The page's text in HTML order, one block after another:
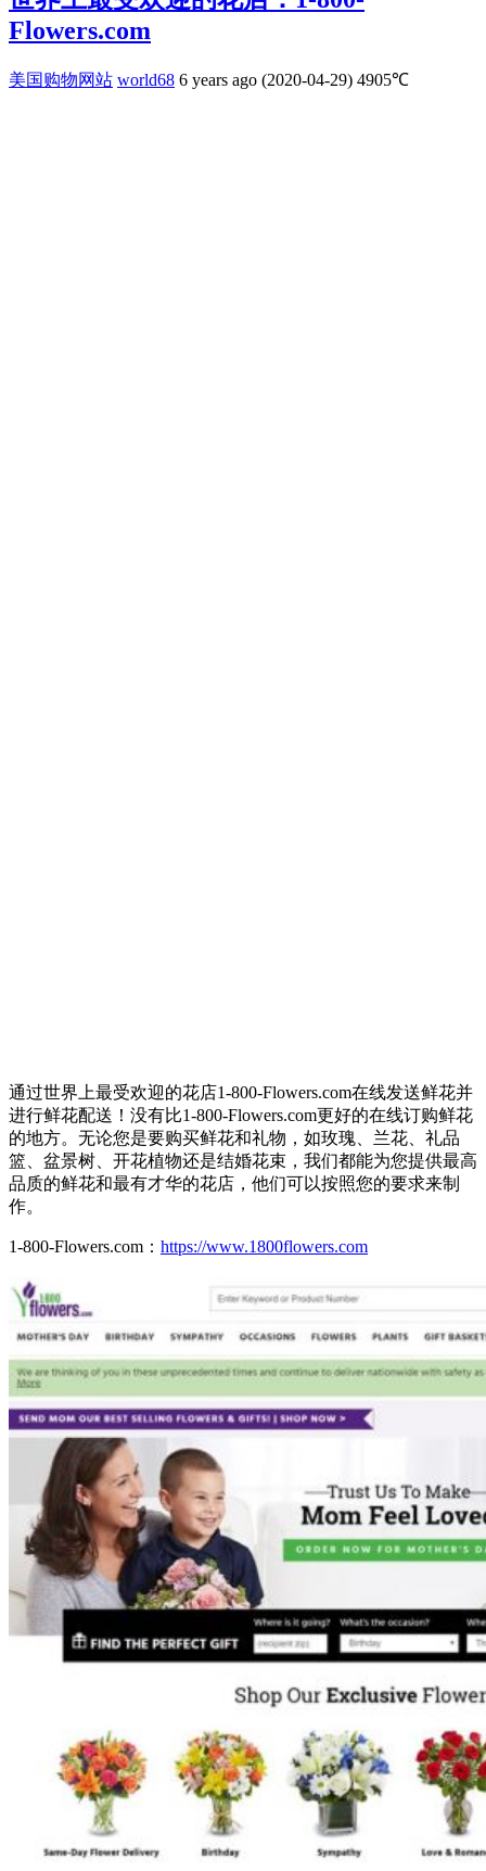
Flowers.com
美国购物网站 world68 6 years ago (2020-04-29) 4905℃
通过世界上最受欢迎的花店1-800-Flowers.com在线发送鲜花并
进行鲜花配送！没有比1-800-Flowers.com更好的在线订购鲜花
的地方。无论您是要购买鲜花和礼物，如玫瑰、兰花、礼品
篮、盆景树、开花植物还是结婚花束，我们都能为您提供最高
品质的鲜花和最有才华的花店，他们可以按照您的要求来制
作。
1-800-Flowers.com： https://www.1800flowers.com